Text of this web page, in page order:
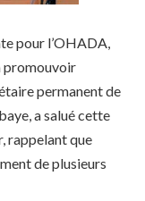
pour l’OHADA,
promouvoir
permanent de
a salué cette
rappelant que
de plusieurs